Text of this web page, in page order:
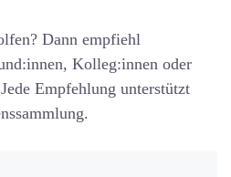
Dann empfiehl
Kolleg:innen oder
Empfehlung unterstützt